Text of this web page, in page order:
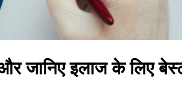
जानिए इलाज के लिए